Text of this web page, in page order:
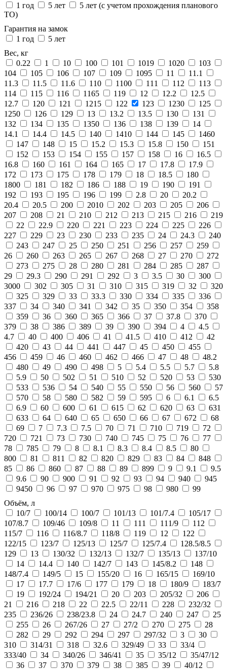
1 год
5 лет
5 лет (с учетом прохождения планового
ТО)
Гарантия на замок
1 год
5 лет
Вес, кг
0.22
1 10 100 101 1019 1020
103
104
105 106 107 109 1095 11
11.1
11.3
11.5 11.6 110 1100 111 112
113
114
115 116 1165 119 12 12.2
12.5
12.7
120 121 1215 122 123 1230
125
1250
126 129 13 13.2 13.5 130
131
132
134 135 1350 136 138 139
14
14.1
14.4 14.5 140 1410 144 145
1460
147
148 15 15.2 15.3 15.8 150
151
152
153 154 155 157 158 16
16.5
16.8
160 161 164 165 17 17.8
17.9
172
173 175 178 179 18 18.5
180
1800
181 182 186 188 19 190
191
192
193 195 196 199 2.8 20
20.2
20.4
20.5 200 2010 202 203 205
206
207
208 21 210 212 213 215 216
219
22
22.9 220 221 223 224 225
226
227
229 23 230 233 235 24 24.3
240
243
247 25 250 251 256 257
259
26
260 263 265 267 268 27 270
272
273
275 28 280 281 284 285
287
29
29.3 290 291 292 3 3.5 30
300
3000
302 305 31 310 315 319 32
320
325
329 33 33.3 330 334 335
336
337
34 340 341 342 35 350 354
358
359
36 360 365 366 37 37.8
370
379
38 386 389 39 390 394 4
4.5
4.7
40 400 406 41 41.5 410 412
42
420
43 44 441 447 45 450
455
456
459 46 460 462 466 47 48
48.2
480
49 490 498 5 5.4 5.5 5.7
5.8
5.9
50 502 51 510 52 520 53
530
533
536 54 540 55 550 56 560
57
570
58 580 582 59 595 6 6.1
6.5
6.9
60 600 61 615 62 620 63
631
633
64 640 65 650 66 67 672
68
69
7 7.3 7.5 70 71 710 719
72
720
721 73 730 740 745 75 76
77
78
785 79 8 8.1 8.3 8.4 8.5
80
800
81 811 82 820 829 83 84
848
85
86 860 87 88 89 899 9 9.1
9.5
9.6
90 900 91 92 93 94 940
945
9450
96 97 970 975 98 980
99
Объём, л
10/7
100/14 100/7 101/13 101/7.4
105/17
107/8.7
109/46 109/8 11 111 111/9
112
115/7
116 116/8.7 118/8 119 12
122
122/15
123/7 125/13 125/7 125/7.4
128.5/8.5
129
13 130/32 132/13 132/7 135/13
137/10
14
14.4 140 142/7 143 145/8.2
148
148/7.4
149/5 15 155/20 16 165/15
169/10
17
17.7 17/6 177 179 18 180/9
183/7
19
192/24 194/21 20 203 205/32
206
21
216 218 22 22.5 22/11 228
232/32
235
236/26 238/23.8 24 24.7 240 247
25
255
26 267/26 27 27/2 270 275
28
282
29 292 294 297 297/32 3
30
310
314/31 318 32.6 329/49 33
33/4
333/40
34 340/26 346/41 35 35/12
35/47/12
36
37 370 379 38 385 39
40/12